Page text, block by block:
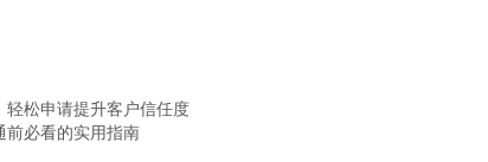
松申请提升客户信任度
前必看的实用指南